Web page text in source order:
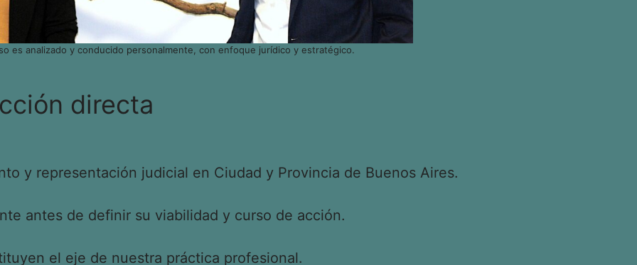
es analizado y conducido personalmente, con enfoque jurídico y estratégico.
directa
y representación judicial en Ciudad y Provincia de Buenos Aires.
antes de definir su viabilidad y curso de acción.
el eje de nuestra práctica profesional.